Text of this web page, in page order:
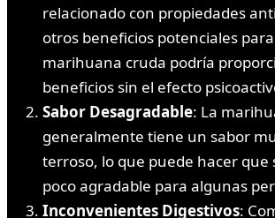
relacionado con propiedades
otros beneficios potenciales
marihuana cruda podría
beneficios sin el efecto
Sabor Desagradable: La
generalmente tiene un sabor
terroso, lo que puede hacer que
poco agradable para algunas
Inconvenientes Digestivos: